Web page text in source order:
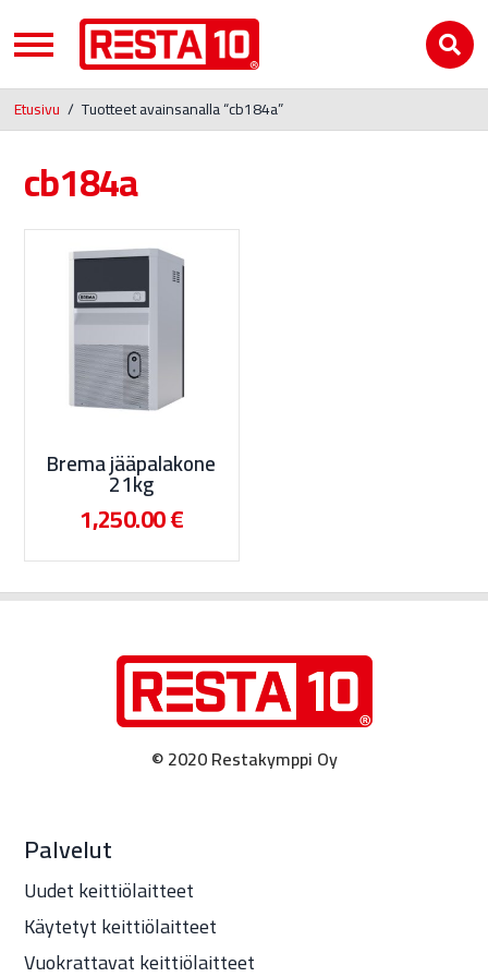
Etusivu / Tuotteet avainsanalla “cb184a”
cb184a
Brema jääpalakone
21kg
1,250.00€
© 2020 Restakymppi Oy
Palvelut
Uudet keittiölaitteet
Käytetyt keittiölaitteet
Vuokrattavat keittiölaitteet